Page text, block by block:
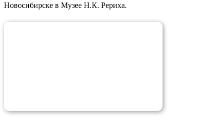
Новосибирске в Музее Н.К. Рериха.